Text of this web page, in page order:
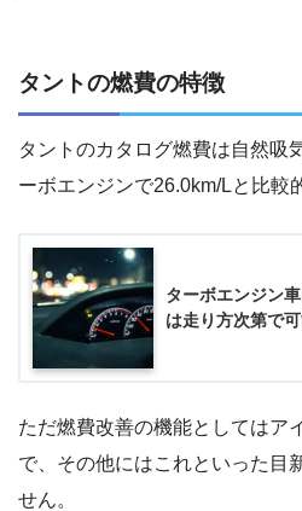
タントの燃費の特徴
タントのカタログ燃費は自然吸
ーボエンジンで26.0km/Lと比較
ターボエンジン
は走り方次第で可
ただ燃費改善の機能としてはア
で、その他にはこれといった目
せん。